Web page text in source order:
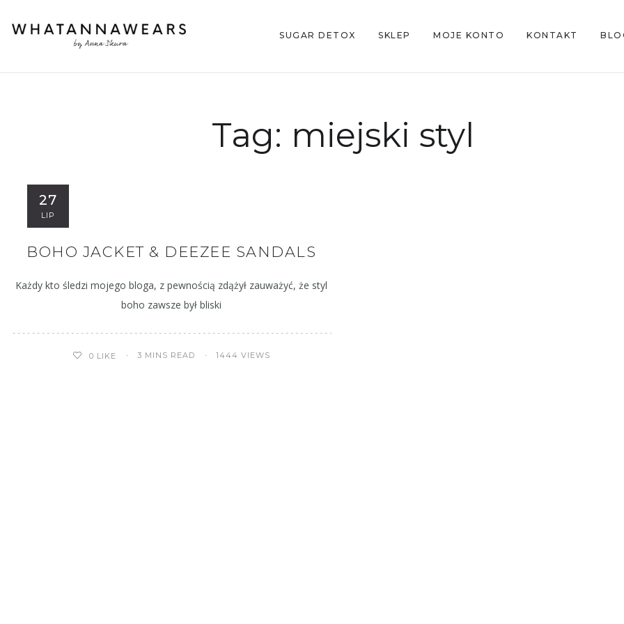
SUGAR DETOX SKLEP MOJE KONTO KONTAKT
Tag: miejski styl
27
LIP
BOHO JACKET & DEEZEE SANDALS
Każdy kto śledzi mojego bloga, z pewnością zdążył zauważyć, że styl
boho zawsze był bliski
0 LIKE 3 MINS READ 1444 VIEWS